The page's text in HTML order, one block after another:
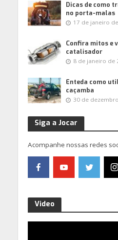
Dicas de como
no porta-malas
17 de janeiro
Confira mitos e
catalisador
8 de janeiro de
Enteda como
caçamba
30 de
Siga a Jocar
Acompanhe nossas redes
Video